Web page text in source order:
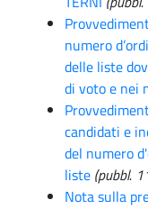
numero
delle liste
di voto e nei
candidati e
del numero
liste (pubbl.
Nota sulla